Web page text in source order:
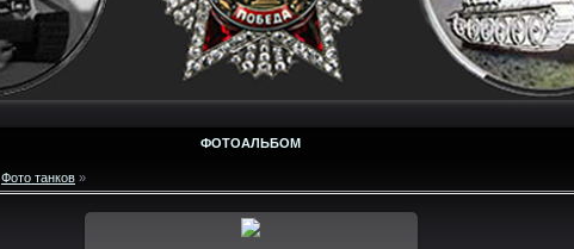
ФОТОАЛЬБОМ
Фото танков »